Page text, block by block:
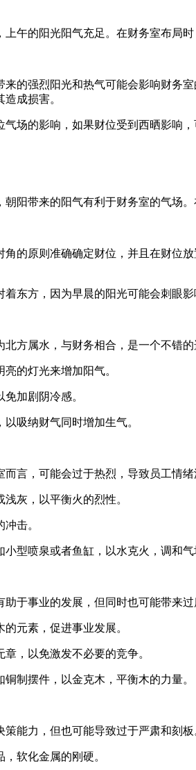
午的阳光阳气充足。在财务室布局
的强烈阳光和热气可能会影响财务
成损害。
场的影响，如果财位受到西晒影响
阳带来的阳气有利于财务室的气场
的原则准确确定财位，并且在财位
东方，因为早晨的阳光可能会刺眼
方属水，与财务相合，是一个不错
的灯光来增加阳气。
加剧阴冷感。
吸纳财气同时增加生气。
言，可能会过于热烈，导致员工情
灰，以平衡火的烈性。
击。
型喷泉或者鱼缸，以水克火，调和气
于事业的发展，但同时也可能带来
元素，促进事业发展。
，以免激发不必要的竞争。
制摆件，以金克木，平衡木的力量。
能力，但也可能导致过于严肃和刻
软化金属的刚硬。